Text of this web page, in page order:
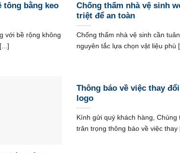
tông bằng keo
với bề rộng không
Chống thấm nhà vệ sinh
triệt để an toàn
Chống thấm nhà vệ sinh cần
nguyên tắc lựa chọn vật liệu phù
Thông báo về việc thay đổi
logo
Kính gửi quý khách hàng, Chúng
trân trọng thông báo về việc thay